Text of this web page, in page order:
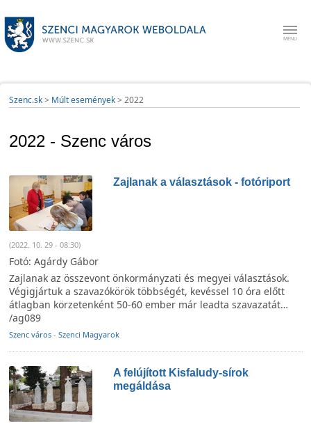
Szenc.sk> Múlt események> 2022
2022 - Szenc város
Zajlanak a választások - fotóriport
(2022. 10. 29 - 08:30)
Fotó: Agárdy Gábor
Zajlanak az összevont önkormányzati és megyei választások.
Végigjártuk a szavazókörök többségét, kevéssel 10 óra előtt
átlagban körzetenként 50-60 ember már leadta szavazatát…
/ag089
Szenc város - Szenci Magyarok
A felújított Kisfaludy-sírok
megáldása